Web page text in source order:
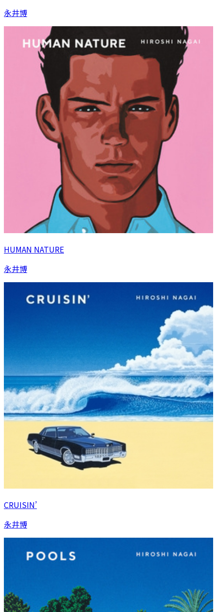
永井博
HUMAN NATURE
永井博
CRUISIN’
永井博